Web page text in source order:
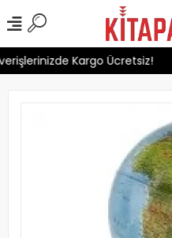
Kargo Ücretsiz!